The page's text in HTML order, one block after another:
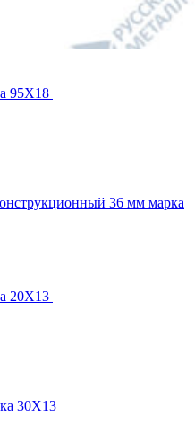
95Х18
36 мм марка
20Х13
30Х13